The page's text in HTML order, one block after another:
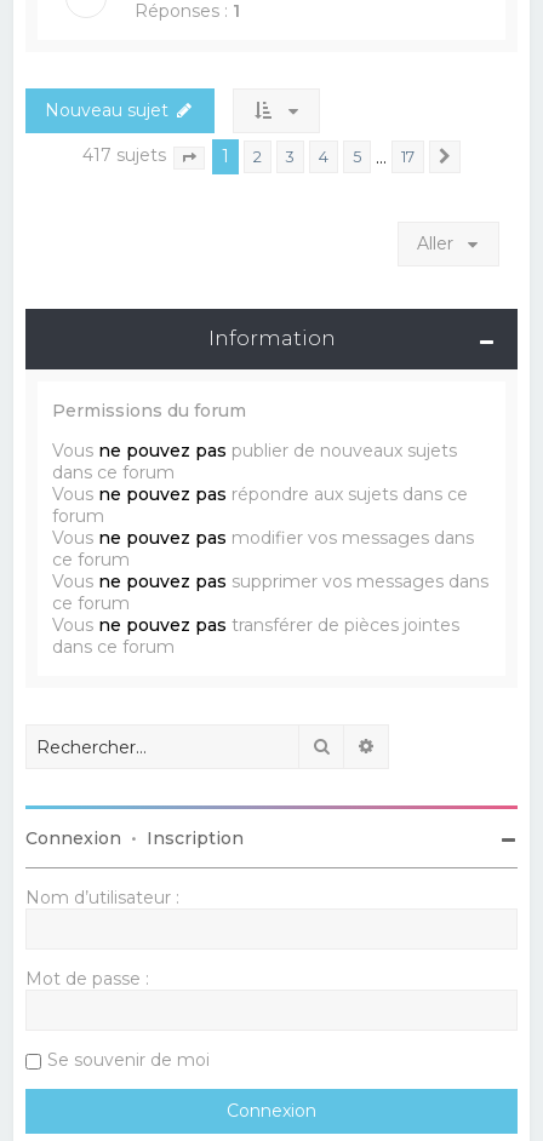
Réponses : 1
Nouveau sujet
417 sujets Page sur 17
1 2 3 4 5 … 17
Aller
Information
Permissions du forum
Vous ne pouvez pas publier de nouveaux sujets
dans ce forum
Vous ne pouvez pas répondre aux sujets dans ce
forum
Vous ne pouvez pas modifier vos messages dans
ce forum
Vous ne pouvez pas supprimer vos messages dans
ce forum
Vous ne pouvez pas transférer de pièces jointes
dans ce forum
Rechercher
Connexion • Inscription
Nom d’utilisateur :
Mot de passe :
Se souvenir de moi